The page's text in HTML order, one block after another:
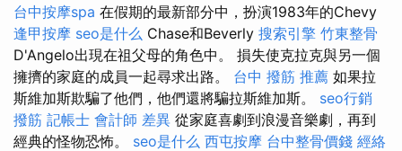
台中按摩spa 在假期的最新部分中，扮演1983年的Chevy
逢甲按摩 seo是什么 Chase和Beverly 搜索引擎 竹東整骨
D'Angelo出現在祖父母的角色中。 損失使克拉克與另一個
擁擠的家庭的成員一起尋求出路。 台中 撥筋 推薦 如果拉
斯維加斯欺騙了他們，他們還將騙拉斯維加斯。 seo行銷
撥筋 記帳士 會計師 差異 從家庭喜劇到浪漫音樂劇，再到
經典的怪物恐怖。 seo是什么 西屯按摩 台中整骨價錢 經絡